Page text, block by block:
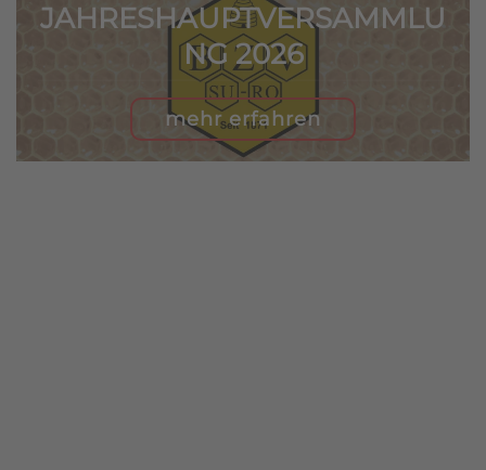
JAHRESHAUPTVERSAMMLU
NG 2026
mehr erfahren